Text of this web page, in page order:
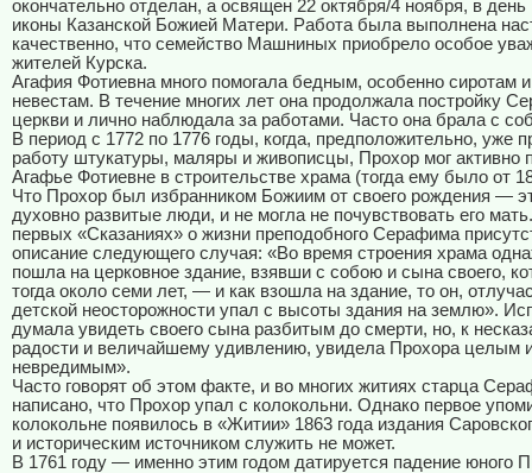
окончательно отделан, а освящен 22 октября/4 ноября, в день
иконы Казанской Божией Матери. Работа была выполнена
качественно, что семейство Машниных приобрело особое
жителей Курска.
Агафия Фотиевна много помогала бедным, особенно сиротам
невестам. В течение многих лет она продолжала постройку
церкви и лично наблюдала за работами. Часто она брала с
В период с 1772 по 1776 годы, когда, предположительно, уже
работу штукатуры, маляры и живописцы, Прохор мог активно
Агафье Фотиевне в строительстве храма (тогда ему было от
Что Прохор был избранником Божиим от своего рождения —
духовно развитые люди, и не могла не почувствовать его
первых «Сказаниях» о жизни преподобного Серафима
описание следующего случая: «Во время строения храма
пошла на церковное здание, взявши с собою и сына своего,
тогда около семи лет, — и как взошла на здание, то он,
детской неосторожности упал с высоты здания на землю».
думала увидеть своего сына разбитым до смерти, но, к
радости и величайшему удивлению, увидела Прохора целым
невредимым».
Часто говорят об этом факте, и во многих житиях старца
написано, что Прохор упал с колокольни. Однако первое
колокольне появилось в «Житии» 1863 года издания
и историческим источником служить не может.
В 1761 году — именно этим годом датируется падение юного